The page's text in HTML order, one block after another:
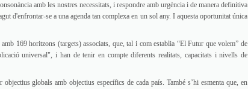
amb les nostres necessitats, i respondre amb urgència i de manera definitiva
d'enfrontar-se a una agenda tan complexa en un sol any. I aquesta oportunitat única
169 horitzons (targets) associats, que, tal i com establia “El Futur que volem” de
universal", i han de tenir en compte diferents realitats, capacitats i nivells de
globals amb objectius específics de cada país. També s’hi esmenta que, en